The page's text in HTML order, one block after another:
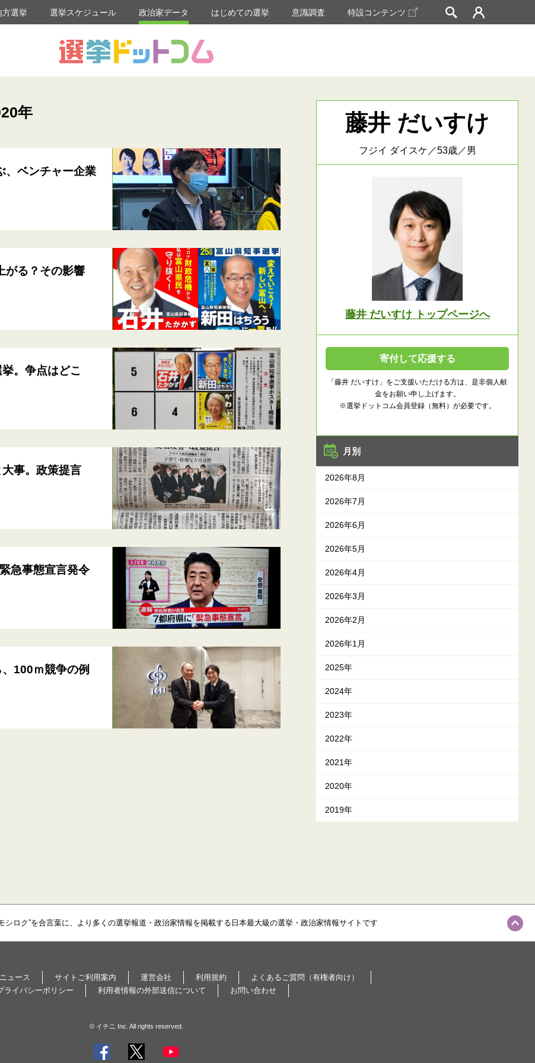
方選挙 選挙スケジュール 政治家データ はじめての選挙 意識調査 特設コンテンツ
年
、ベンチャー企業
がる？その影響
。争点はどこ
事。政策提言
急事態宣言発令
100ｍ競争の例
藤井 だいすけ
フジイ ダイスケ／53歳／男
藤井 だいすけ トップページへ
寄付して応援する
「藤井 だいすけ」をご支援いただける方は、是非個人献
金をお願い申し上げます。
※選挙ドットコム会員登録（無料）が必要です。
月別
2026年8月
2026年7月
2026年6月
2026年5月
2026年4月
2026年3月
2026年2月
2026年1月
2025年
2024年
2023年
2022年
2021年
2020年
2019年
シロク”を合言葉に、より多くの選挙報道・政治家情報を掲載する日本最大級の選挙・政治家情報サイトです
ュース サイトご利用案内 運営会社 利用規約
よくあるご質問（有権者向け）
ライバシーポリシー
利用者情報の外部送信について お問い合わせ
© イチニ Inc. All rights reserved.